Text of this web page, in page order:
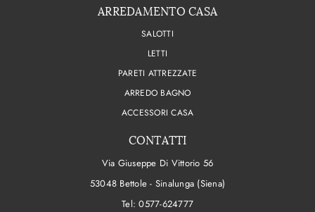
ARREDAMENTO CASA
SALOTTI
LETTI
PARETI ATTREZZATE
ARREDO BAGNO
ACCESSORI CASA
CONTATTI
Via Giuseppe Di Vittorio 56
53048 Bettole - Sinalunga (Siena)
Tel:0577-624777